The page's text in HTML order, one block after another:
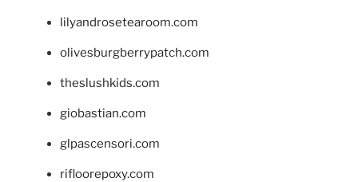
lilyandrosetearoom.com
olivesburgberrypatch.com
theslushkids.com
giobastian.com
glpascensori.com
rifloorepoxy.com